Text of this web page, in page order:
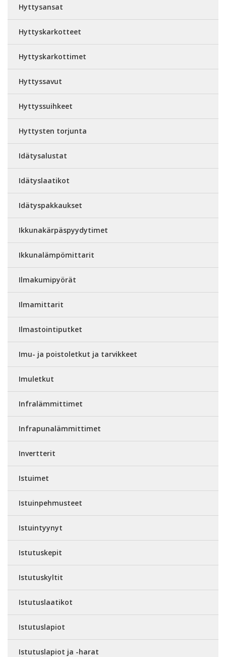
Hyttysansat
Hyttyskarkotteet
Hyttyskarkottimet
Hyttyssavut
Hyttyssuihkeet
Hyttysten torjunta
Idätysalustat
Idätyslaatikot
Idätyspakkaukset
Ikkunakärpäspyydytimet
Ikkunalämpömittarit
Ilmakumipyörät
Ilmamittarit
Ilmastointiputket
Imu- ja poistoletkut ja tarvikkeet
Imuletkut
Infralämmittimet
Infrapunalämmittimet
Invertterit
Istuimet
Istuinpehmusteet
Istuintyynyt
Istutuskepit
Istutuskyltit
Istutuslaatikot
Istutuslapiot
Istutuslapiot ja -harat